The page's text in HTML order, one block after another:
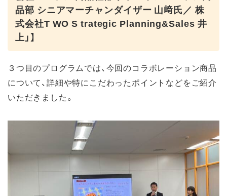
品部 シニアマーチャンダイザー 山﨑氏／ 株
式会社T WO S trategic Planning&Sales 井
上」】
３つ目のプログラムでは、今回のコラボレーション商品
について、詳細や特にこだわったポイントなどをご紹介
いただきました。